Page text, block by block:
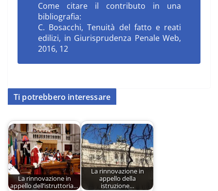
Come citare il contributo in una
bibliografia:
C. Bosacchi, Tenuità del fatto e reati
edilizi, in Giurisprudenza Penale Web,
2016, 12
Ti potrebbero interessare
La rinnovazione in
appello dell’istruttoria…
La rinnovazione in
appello della
istruzione…